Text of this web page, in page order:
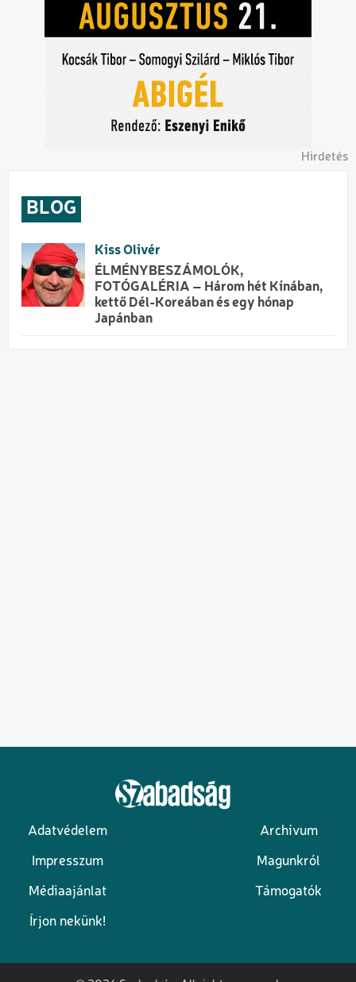
Hirdetés
BLOG
Kiss Olivér
ÉLMÉNYBESZÁMOLÓK,
FOTÓGALÉRIA – Három hét Kínában,
kettő Dél-Koreában és egy hónap
Japánban
Lábléc
Adatvédelem Archívum
Impresszum Magunkról
Médiaajánlat Támogatók
Írjon nekünk!